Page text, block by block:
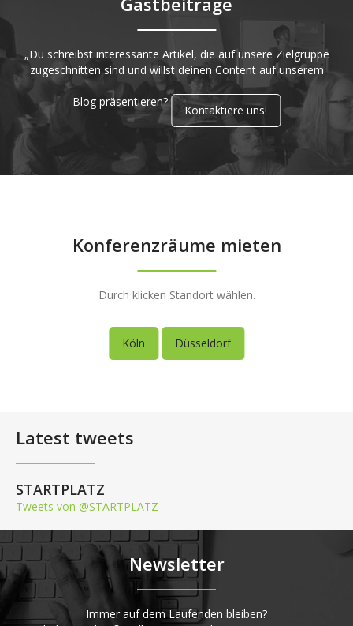
„Du schreibst interessante Artikel, die auf unsere Zielgruppe
zugeschnitten sind und willst deinen Content auf unserem
Blog präsentieren?
Kontaktiere uns!
Konferenzräume mieten
Durch klicken Standort wählen.
Köln Düsseldorf
Latest tweets
STARTPLATZ
Tweets von @STARTPLATZ
Newsletter
Immer auf dem Laufenden bleiben?